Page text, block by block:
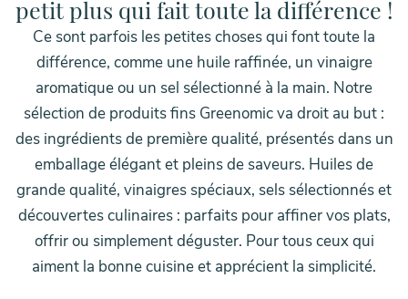
petit plus qui fait toute la différence !
Ce sont parfois les petites choses qui font toute la
différence, comme une huile raffinée, un vinaigre
aromatique ou un sel sélectionné à la main. Notre
sélection de produits fins Greenomic va droit au but :
des ingrédients de première qualité, présentés dans un
emballage élégant et pleins de saveurs. Huiles de
grande qualité, vinaigres spéciaux, sels sélectionnés et
découvertes culinaires : parfaits pour affiner vos plats,
offrir ou simplement déguster. Pour tous ceux qui
aiment la bonne cuisine et apprécient la simplicité.